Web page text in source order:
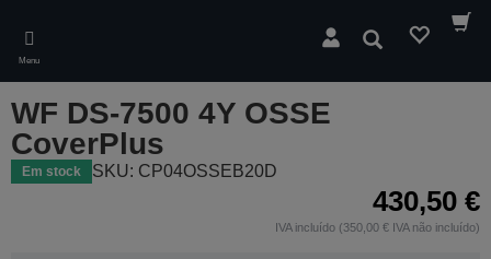
main
content
Menu
Pesquisar
WF DS-7500 4Y OSSE
CoverPlus
Em stock SKU: CP04OSSEB20D
430,50 €
IVA incluído (350,00 € IVA não incluído)